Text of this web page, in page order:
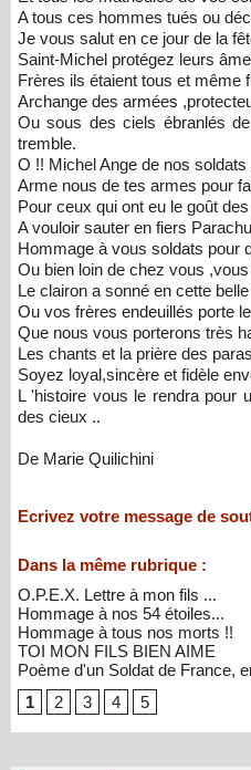
A tous ces hommes tués ou
Je vous salut en ce jour de la
Saint-Michel protégez leurs
Frères ils étaient tous et même
Archange des armées
Ou sous des ciels ébranlés
tremble.
O !! Michel Ange de nos soldats
Arme nous de tes armes pour
Pour ceux qui ont eu le goût
A vouloir sauter en fiers
Hommage à vous soldats pour
Ou bien loin de chez vous
Le clairon a sonné en cette
Ou vos frères endeuillés porte
Que nous vous porterons très
Les chants et la prière des
Soyez loyal,sincère et fidèle
L 'histoire vous le rendra pour
des cieux ..
De Marie Quilichini
Ecrivez votre message de
Dans la même rubrique :
O.P.E.X. Lettre à mon fils ...
Hommage à nos 54 étoiles...
Hommage à tous nos morts !!
TOI MON FILS BIEN AIME
Poème d'un Soldat de France,
1
2 3 4 5